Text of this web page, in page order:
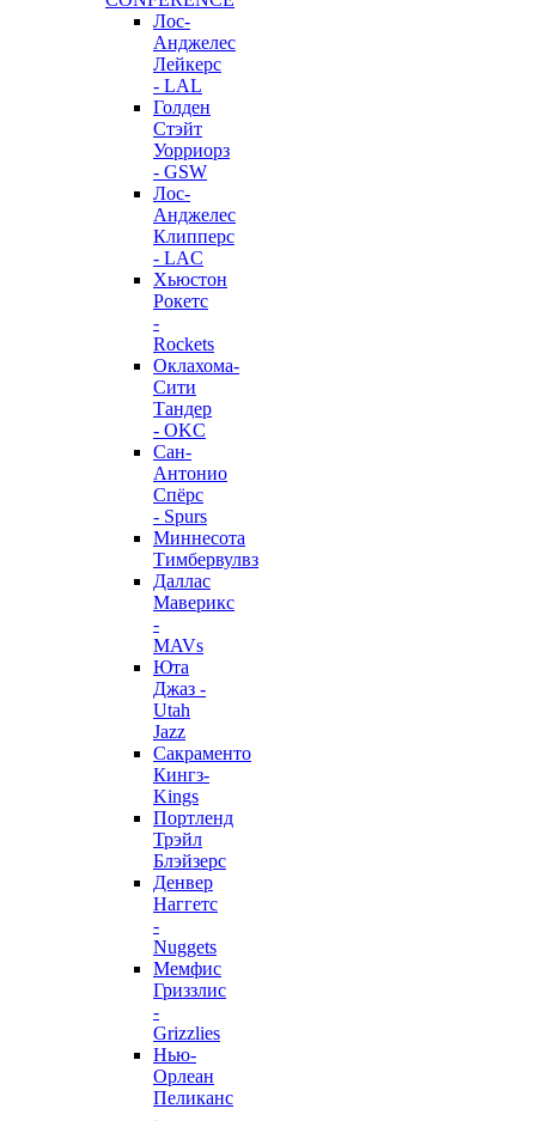
Лос-
Анджелес
Лейкерс
- LAL
Голден
Стэйт
Уорриорз
- GSW
Лос-
Анджелес
Клипперс
- LAC
Хьюстон
Рокетс
-
Rockets
Оклахома-
Сити
Тандер
- OKC
Сан-
Антонио
Спёрс
- Spurs
Миннесота
Тимбервулвз
Даллас
Маверикс
-
MAVs
Юта
Джаз -
Utah
Jazz
Сакраменто
Кингз-
Kings
Портленд
Трэйл
Блэйзерс
Денвер
Наггетс
-
Nuggets
Мемфис
Гриззлис
-
Grizzlies
Нью-
Орлеан
Пеликанс